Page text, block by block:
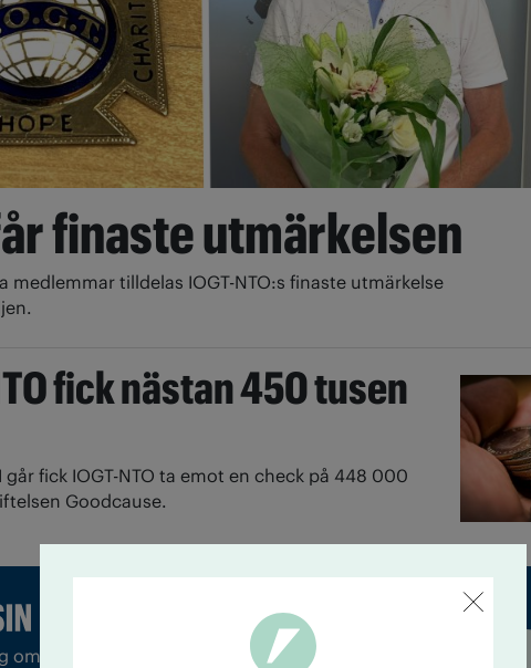
finaste utmärkelsen
medlemmar tilldelas IOGT-NTO:s finaste utmärkelse
fick nästan 450 tusen
I går fick IOGT-NTO ta emot en check på 448 000
Goodcause.
om droger och nykterhet